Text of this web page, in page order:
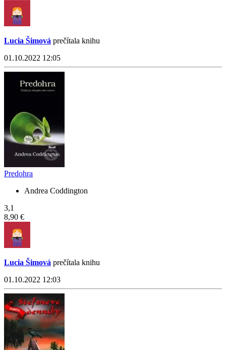
Lucia Šimová prečítala knihu
01.10.2022 12:05
Predohra
Andrea Coddington
3,1
8,90 €
Lucia Šimová prečítala knihu
01.10.2022 12:03